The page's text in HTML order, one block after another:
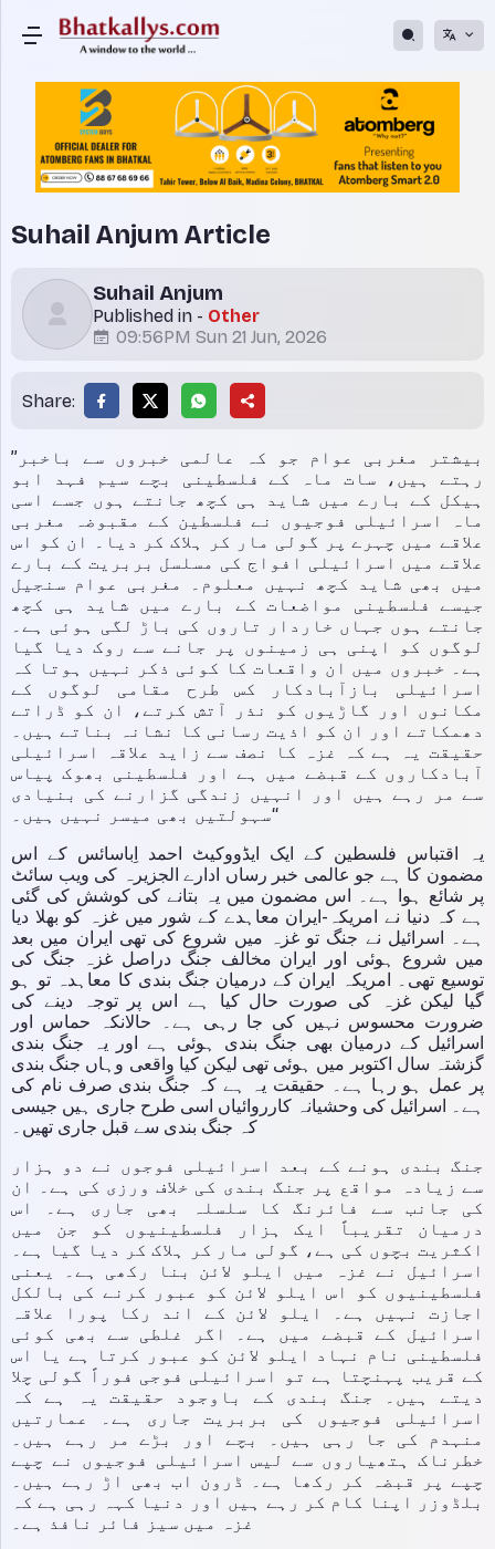
Suhail Anjum Article
Suhail Anjum
Published in - Other
09:56PM Sun 21 Jun, 2026
Share:
’’بیشتر مغربی عوام جو کہ عالمی خبروں سے باخبر
رہتے ہیں، سات ماہ کے فلسطینی بچے سیم فہد ابو
ہیکل کے بارے میں شاید ہی کچھ جانتے ہوں جسے اسی
ماہ اسرائیلی فوجیوں نے فلسطین کے مقبوضہ مغربی
علاقے میں چہرے پر گولی مار کر ہلاک کر دیا۔ ان کو اس
علاقے میں اسرائیلی افواج کی مسلسل بربریت کے بارے
میں بھی شاید کچھ نہیں معلوم۔ مغربی عوام سنجیل
جیسے فلسطینی مواضعات کے بارے میں شاید ہی کچھ
جانتے ہوں جہاں خاردار تاروں کی باڑ لگی ہوئی ہے۔
لوگوں کو اپنی ہی زمینوں پر جانے سے روک دیا گیا
ہے۔ خبروں میں ان واقعات کا کوئی ذکر نہیں ہوتا کہ
اسرائیلی بازآبادکار کس طرح مقامی لوگوں کے
مکانوں اور گاڑیوں کو نذر آتش کرتے، ان کو ڈراتے
دھمکاتے اور ان کو اذیت رسانی کا نشانہ بناتے ہیں۔
حقیقت یہ ہے کہ غزہ کا نصف سے زاید علاقہ اسرائیلی
آبادکاروں کے قبضے میں ہے اور فلسطینی بھوک پیاس
سے مر رہے ہیں اور انہیں زندگی گزارنے کی بنیادی
سہولتیں بھی میسر نہیں ہیں۔‘‘
یہ اقتباس فلسطین کے ایک ایڈووکیٹ احمد اِباسائس کے اس
مضمون کا ہے جو عالمی خبر رساں ادارے الجزیرہ کی ویب سائٹ
پر شائع ہوا ہے۔ اس مضمون میں یہ بتانے کی کوشش کی گئی
ہے کہ دنیا نے امریکہ-ایران معاہدے کے شور میں غزہ کو بھلا دیا
ہے۔ اسرائیل نے جنگ تو غزہ میں شروع کی تھی ایران میں بعد
میں شروع ہوئی اور ایران مخالف جنگ دراصل غزہ جنگ کی
توسیع تھی۔ امریکہ ایران کے درمیان جنگ بندی کا معاہدہ تو ہو
گیا لیکن غزہ کی صورت حال کیا ہے اس پر توجہ دینے کی
ضرورت محسوس نہیں کی جا رہی ہے۔ حالانکہ حماس اور
اسرائیل کے درمیان بھی جنگ بندی ہوئی ہے اور یہ جنگ بندی
گزشتہ سال اکتوبر میں ہوئی تھی لیکن کیا واقعی وہاں جنگ بندی
پر عمل ہو رہا ہے۔ حقیقت یہ ہے کہ جنگ بندی صرف نام کی
ہے۔ اسرائیل کی وحشیانہ کارروائیاں اسی طرح جاری ہیں جیسی
کہ جنگ بندی سے قبل جاری تھیں۔
جنگ بندی ہونے کے بعد اسرائیلی فوجوں نے دو ہزار
سے زیادہ مواقع پر جنگ بندی کی خلاف ورزی کی ہے۔ ان
کی جانب سے فائرنگ کا سلسلہ بھی جاری ہے۔ اس
درمیان تقریباً ایک ہزار فلسطینیوں کو جن میں
اکثریت بچوں کی ہے، گولی مار کر ہلاک کر دیا گیا ہے۔
اسرائیل نے غزہ میں ایلو لائن بنا رکھی ہے۔ یعنی
فلسطینیوں کو اس ایلو لائن کو عبور کرنے کی بالکل
اجازت نہیں ہے۔ ایلو لائن کے اند رکا پورا علاقہ
اسرائیل کے قبضے میں ہے۔ اگر غلطی سے بھی کوئی
فلسطینی نام نہاد ایلو لائن کو عبور کرتا ہے یا اس
کے قریب پہنچتا ہے تو اسرائیلی فوجی فوراً گولی چلا
دیتے ہیں۔ جنگ بندی کے باوجود حقیقت یہ ہے کہ
اسرائیلی فوجیوں کی بربریت جاری ہے۔ عمارتیں
منہدم کی جا رہی ہیں۔ بچے اور بڑے مر رہے ہیں۔
خطرناک ہتھیاروں سے لیس اسرائیلی فوجیوں نے چپے
چپے پر قبضہ کر رکھا ہے۔ ڈرون اب بھی اڑ رہے ہیں۔
بلڈوزر اپنا کام کر رہے ہیں اور دنیا کہہ رہی ہے کہ
غزہ میں سیز فائر نافذ ہے۔